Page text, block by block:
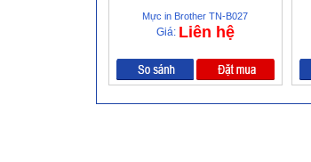
Mực in Brother TN-B027
Giá: Liên hệ